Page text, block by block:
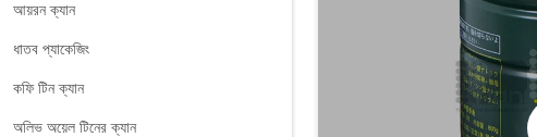
আয়রন ক্যান
ধাতব প্যাকেজিং
কফি টিন ক্যান
অলিভ অয়েল টিনের ক্যান